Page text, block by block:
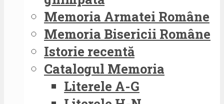
Memoria Armatei Române
Memoria Bisericii Române
Istorie recentă
Catalogul Memoria
Literele A-G